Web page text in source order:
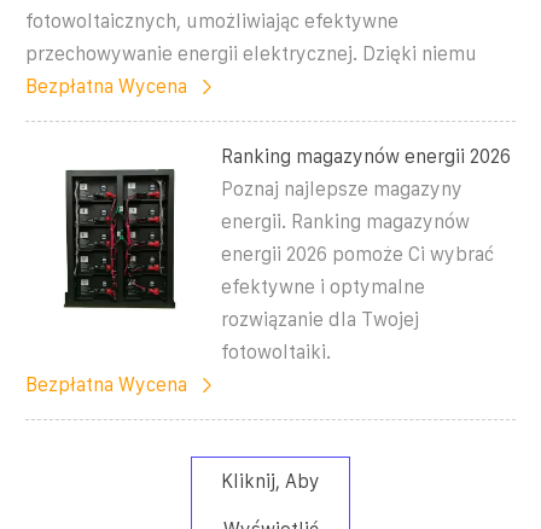
fotowoltaicznych, umożliwiając efektywne
przechowywanie energii elektrycznej. Dzięki niemu
Bezpłatna Wycena
Ranking magazynów energii 2026
Poznaj najlepsze magazyny
energii. Ranking magazynów
energii 2026 pomoże Ci wybrać
efektywne i optymalne
rozwiązanie dla Twojej
fotowoltaiki.
Bezpłatna Wycena
Kliknij, Aby